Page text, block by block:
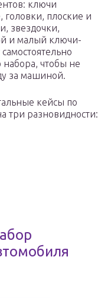
ключи
плоские и
звездочки,
и малый ключи-
набора, чтобы не
за машиной.
кейсы по
три разновидности: